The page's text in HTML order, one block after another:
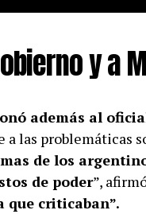
y a
además al
a las problemáticas
de los
de poder”,
que criticaban”.